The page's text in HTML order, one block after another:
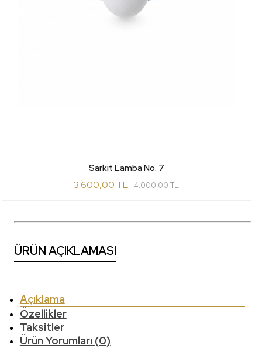
Sarkıt Lamba No. 7
3.600,00 TL 4.000,00 TL
ÜRÜN AÇIKLAMASI
Açıklama
Özellikler
Taksitler
Ürün Yorumları (0)